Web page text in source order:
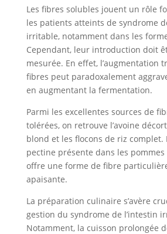
Les fibres solubles jouent un rôle
les patients atteints de syndrome
irritable, notamment dans les
Cependant, leur introduction doit
mesurée. En effet, l’augmentation
fibres peut paradoxalement
en augmentant la fermentation.
Parmi les excellentes sources de
tolérées, on retrouve l’avoine
blond et les flocons de riz complet.
pectine présente dans les
offre une forme de fibre
apaisante.
La préparation culinaire s’avère
gestion du syndrome de l’intestin
Notamment, la cuisson prolongée